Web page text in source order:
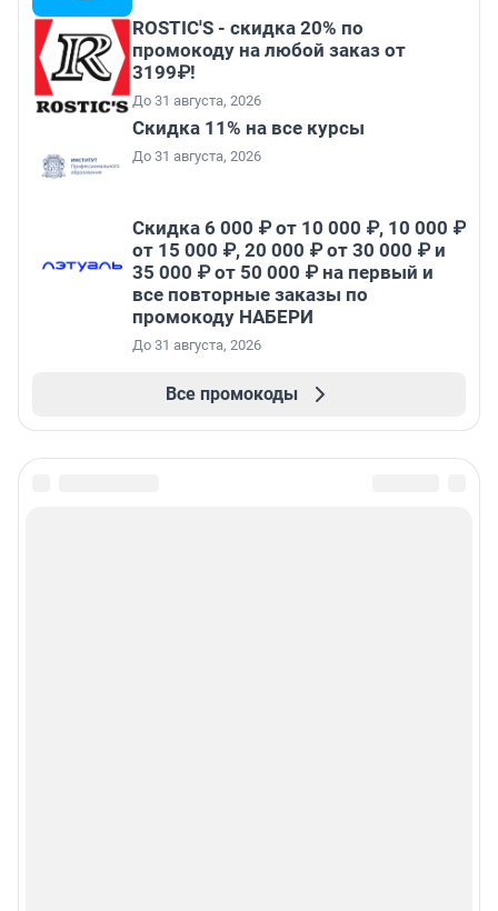
ROSTIC'S - скидка 20% по
промокоду на любой заказ от
3199₽!
До 31 августа, 2026
Скидка 11% на все курсы
До 31 августа, 2026
Скидка 6 000 ₽ от 10 000 ₽, 10 000 ₽
от 15 000 ₽, 20 000 ₽ от 30 000 ₽ и
35 000 ₽ от 50 000 ₽ на первый и
все повторные заказы по
промокоду НАБЕРИ
До 31 августа, 2026
Все промокоды